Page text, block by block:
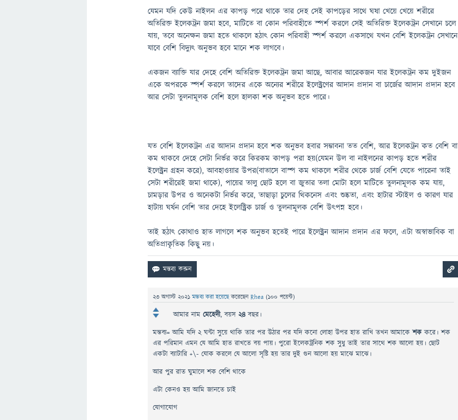
যেমন যদি কেউ নাইলন এর কাপড় পরে থাকে তার দেহ সেই কাপড়ের সাথে ঘষা খেয়ে খেয়ে শরীরে
অতিরিক্ত ইলেকট্রন জমা হবে, মাটিতে বা কোন পরিবাহীতে স্পর্শ করলে সেই অতিরিক্ত ইলেকট্রন সেখানে চলে
যায়, তবে অনেক্ষন জমা হতে থাকলে হঠাৎ কোন পরিবাহী স্পর্শ করলে একসাথে যখন বেশি ইলেকট্রন সেখানে
যাবে বেশি বিদ্যুৎ অনুভব হবে মানে শক লাগবে।
একজন ব্যাক্তি যার দেহে বেশি অতিরিক্ত ইলেকট্রন জমা আছে, আবার আরেকজন যার ইলেকট্রন কম দুইজন
একে অপরকে স্পর্শ করলে তাদের একে অন্যের শরীরে ইলেক্ট্রণের আদান প্রদান বা চার্জের আদান প্রদান হবে
আর সেটা তুলনামূলক বেশি হলে হালকা শক অনুভব হতে পারে।
যত বেশি ইলেকট্রন এর আদান প্রদান হবে শক অনুভব হবার সম্ভাবনা তত বেশি, আর ইলেকট্রন কত বেশি বা
কম থাকবে দেহে সেটা নির্ভর করে কিরকম কাপড় পরা হয়(যেমন উল বা নাইলনের কাপড় হতে শরীর
ইলেক্ট্রন গ্রহন করে), আবহাওয়ার উপর(বাতাসে বাস্প কম থাকলে শরীর থেকে চার্জ বেশি যেতে পারেনা তাই
সেটা শরীরেই জমা থাকে), পায়ের তালু ছোট হলে বা জুতার তলা মোটা হলে মাটিতে তুলনামূলক কম যায়,
চামড়ার উপর ও অনেকটা নির্ভর করে, তাছাড়া চুলের থিকনেস এবং শুষ্কতা, এবং হাটার স্টাইল ও কারণ যার
হাটায় ঘর্ষন বেশি তার দেহে ইলেক্ট্রিক চার্জ ও তুলনামূলক বেশি উৎপন্ন হবে।
তাই হঠাৎ কোথাও হাত লাগলে শক অনুভব হতেই পারে ইলেক্ট্রন আদান প্রদান এর ফলে, এটা অস্বাভাবিক বা
অতিপ্রাকৃতিক কিছু নয়।
23 অগাস্ট 2021 মন্তব্য করা হয়েছেকরেছেনRhea (100 পয়েন্ট)
আমার নামমেহেদী, বয়স ২৪ বছর।
মন্তব্য= আমি যদি ২ ঘন্টা সুয়ে থাকি তার পর উঠার পর যদি কনো লোহা উপর হাত রাখি তখন আমাকেশককরে। শক
এর পরিমান এমন যে আমি হাত রাখতে বয় পায়। পুরো ইলেকট্রনিক শক সুধু তাই তার সাথে শক আলো হয়। ছোট
একটা ব্যাটারি +\- যোক করলে যে আলো সৃষ্টি হয় তার দুই গুন আলো হয় মাঝে মাঝে।
আর পুর রাত ঘুমালে শক বেশি থাকে
এটা কেনও হয় আমি জানতে চাই
যোগাযোগ